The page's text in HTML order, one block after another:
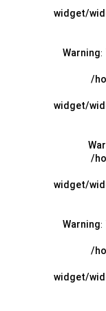
widget/
Warning:
/
widget/
/
widget/
Warning:
/
widget/